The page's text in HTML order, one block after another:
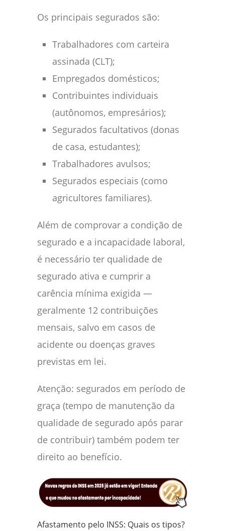
Os principais segurados são:
Trabalhadores com carteira
assinada (CLT);
Empregados domésticos;
Contribuintes individuais
(autônomos, empresários);
Segurados facultativos (donas
de casa, estudantes);
Trabalhadores avulsos;
Segurados especiais (como
agricultores familiares).
Além de comprovar a condição de
segurado e a incapacidade laboral,
é necessário ter qualidade de
segurado ativa e cumprir a
carência mínima exigida —
geralmente 12 contribuições
mensais, salvo em casos de
acidente ou doenças graves
previstas em lei.
Atenção: segurados em período de
graça (tempo de manutenção da
qualidade de segurado após parar
de contribuir) também podem ter
direito ao benefício.
Afastamento pelo INSS: Quais os tipos?